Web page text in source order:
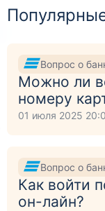
Вопрос о
Можно ли
номеру
01 июля 2025
Вопрос о
Как войти
он-лайн?